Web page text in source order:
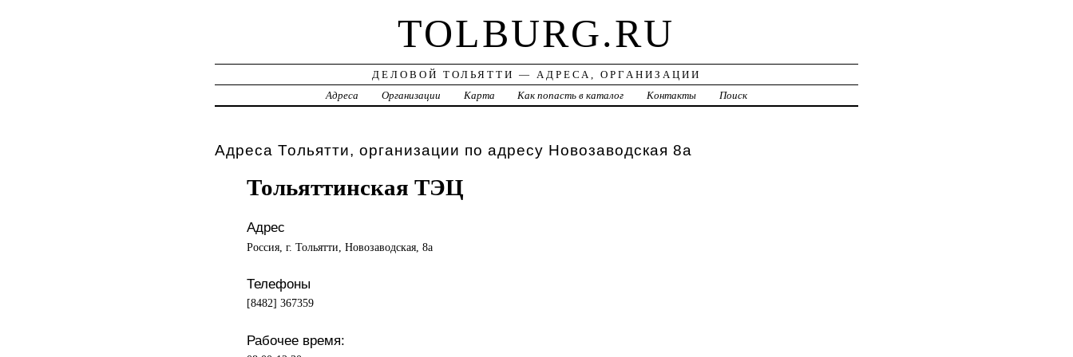
TOLBURG.RU
ДЕЛОВОЙ ТОЛЬЯТТИ — АДРЕСА, ОРГАНИЗАЦИИ
Адреса
Организации Карта Как попасть в каталог Контакты Поиск
Адреса Тольятти, организации по адресу Новозаводская 8а
Тольяттинская ТЭЦ
Адрес
Россия, г. Тольятти, Новозаводская, 8а
Телефоны
[8482] 367359
Рабочее время: